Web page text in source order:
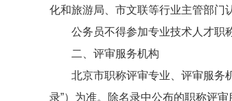
化和旅游局、市文联等行业主管部门
公务员不得参加专业技术人才职
二、评审服务机构
北京市职称评审专业、评审服务
录”）为准。除名录中公布的职称评